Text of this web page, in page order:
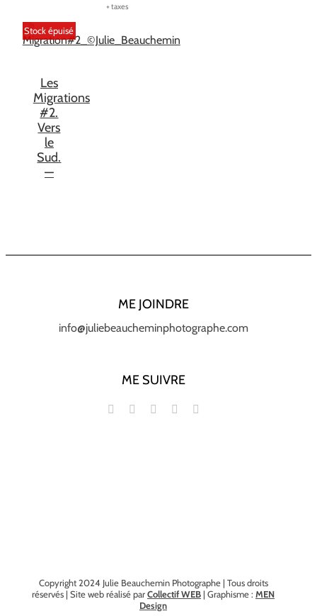
Stock épuisé
Les
Migrations
#2.
Vers
le
Sud.
—
ME JOINDRE
info@juliebeaucheminphotographe.com
ME SUIVRE
Copyright 2024 Julie Beauchemin Photographe | Tous droits
réservés | Site web réalisé parCollectif WEB | Graphisme :MEN
Design